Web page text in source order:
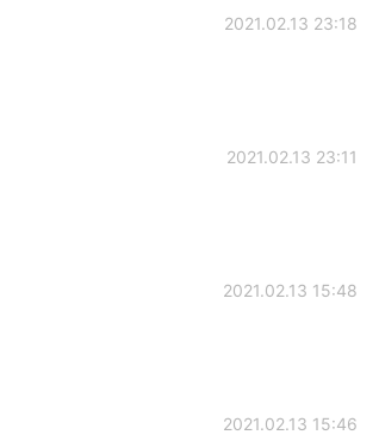
2021.02.13 23:18
2021.02.13 23:11
2021.02.13 15:48
2021.02.13 15:46